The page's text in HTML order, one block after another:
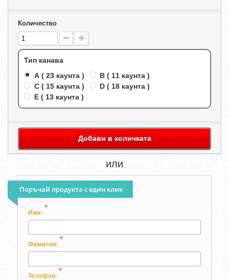
Количество
Тип канава
A ( 23 каунта )
B ( 11 каунта )
C ( 15 каунта )
D ( 18 каунта )
E ( 13 каунта )
Добави в количката
или
Поръчай продукта с един клик
Име:
*
Фамилия:
*
Телефон:
*